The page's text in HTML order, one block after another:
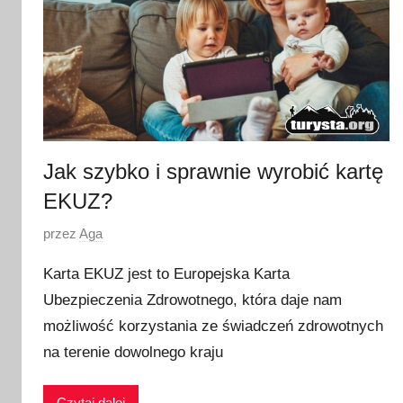
Jak szybko i sprawnie wyrobić kartę
EKUZ?
O
u
b
l
i
przez Aga
Karta EKUZ jest to Europejska Karta
Ubezpieczenia Zdrowotnego, która daje nam
możliwość korzystania ze świadczeń zdrowotnych
na terenie dowolnego kraju